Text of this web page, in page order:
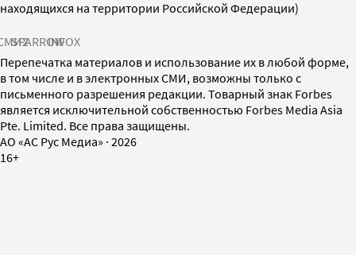
находящихся на территории Российской Федерации)
SPARROWINFOX
Перепечатка материалов и использование их в любой форме,
в том числе и в электронных СМИ, возможны только с
письменного разрешения редакции. Товарный знак Forbes
является исключительной собственностью Forbes Media Asia
Pte. Limited. Все права защищены.
AO «АС Рус Медиа» · 2026
16+